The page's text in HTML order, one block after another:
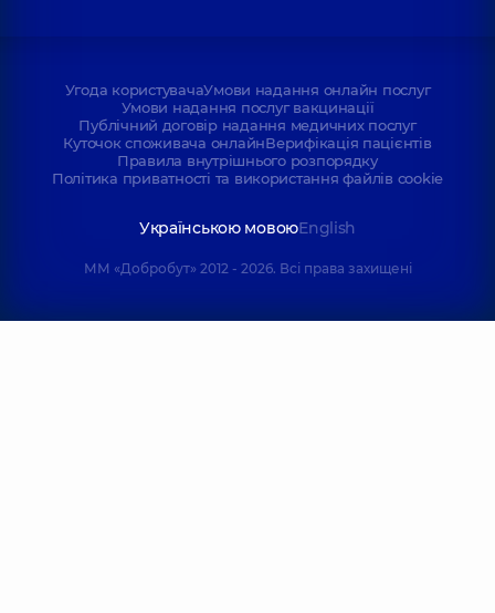
Угода користувачаУмови надання онлайн послуг
Умови надання послуг вакцинації
Публічний договір надання медичних послуг
Куточок споживача онлайнВерифікація пацієнтів
Правила внутрішнього розпорядку
Політика приватності та використання файлів cookie
Українською мовоюEnglish
ММ «Добробут» 2012 - 2026. Всі права захищені